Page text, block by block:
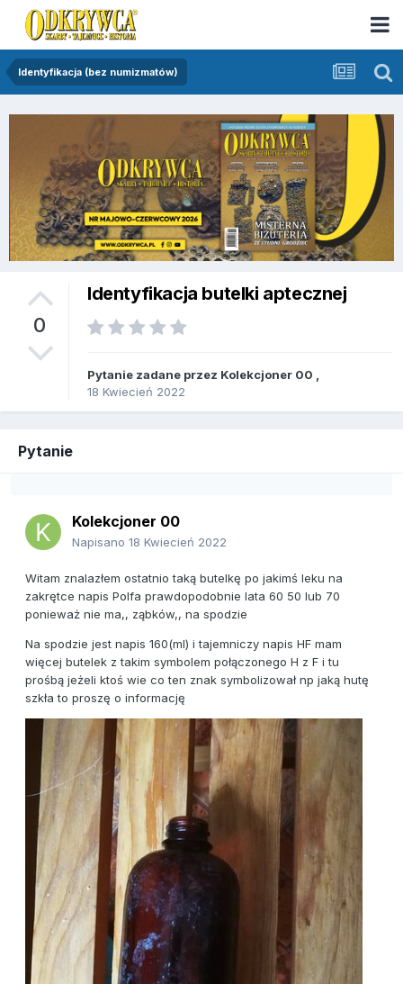
Identyfikacja (bez numizmatów)
0
Identyfikacja butelki aptecznej
Pytanie zadane przez Kolekcjoner 00
18 Kwiecień 2022
Pytanie
Kolekcjoner 00
Napisano 18 Kwiecień 2022
Witam znalazłem ostatnio taką butelkę po jakimś leku na
zakrętce napis Polfa prawdopodobnie lata 60 50 lub 70
ponieważ nie ma,, ząbków,, na spodzie
Na spodzie jest napis 160(ml) i tajemniczy napis HF mam
więcej butelek z takim symbolem połączonego H z F i tu
prośbą jeżeli ktoś wie co ten znak symbolizował np jaką hutę
szkła to proszę o informację